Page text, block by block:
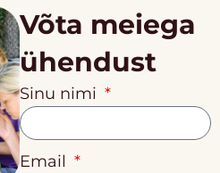
Võta meiega
ühendust
Sinu nimi
Email